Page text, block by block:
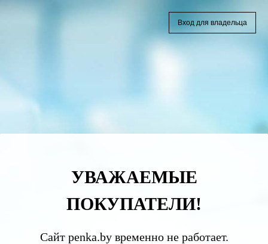
УВАЖАЕМЫЕ
ПОКУПАТЕЛИ!
Сайт penka.by временно не работает.
Вход для владельца